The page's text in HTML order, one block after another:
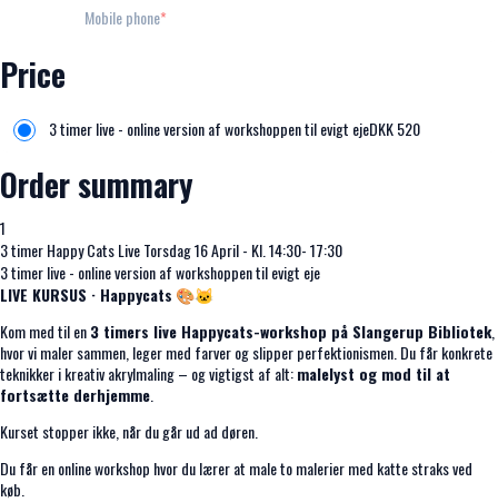
Mobile phone
Price
3 timer live - online version af workshoppen til evigt ejeDKK520
Order summary
1
3 timer Happy Cats Live Torsdag 16 April - Kl. 14:30- 17:30
3 timer live - online version af workshoppen til evigt eje
LIVE KURSUS · Happycats 🎨🐱
Kom med til en3 timers live Happycats-workshop på Slangerup Bibliotek,
hvor vi maler sammen, leger med farver og slipper perfektionismen. Du får konkrete
teknikker i kreativ akrylmaling – og vigtigst af alt:malelyst og mod til at
fortsætte derhjemme
Kurset stopper ikke, når du går ud ad døren.
Du får en online workshop hvor du lærer at male to malerier med katte straks ved
køb.